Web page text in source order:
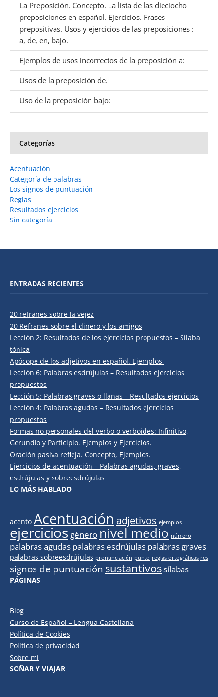
La Preposición. Concepto. La lista de las dieciocho
preposiciones en español. Ejercicios. Frases
prepositivas. Usos y ejercicios de las preposiciones :
a, de, en, bajo.
Ejemplos de usos incorrectos de la preposición a:
Usos de la preposición de.
Uso de la preposición bajo:
Categorías
Acentuación
Categoría de palabras
Los signos de puntuación
Reglas
Resultados ejercicios
Sin categoría
ENTRADAS RECIENTES
20 refranes sobre la vejez
20 Refranes sobre el dinero y los amigos
Lección 2: Resultados de los ejercicios propuestos – Sílaba
tónica
Apócope de los adjetivos en español. Ejemplos.
Lección 6: Palabras esdrújulas – Resultados ejercicios
propuestos
Lección 5: Palabras graves o llanas – Resultados ejercicios
Lección 4: Palabras agudas – Resultados ejercicios
propuestos
Formas no personales del verbo o verboides: Infinitivo,
Gerundio y Participio. Ejemplos y Ejercicios.
Oración pasiva refleja. Concepto, Ejemplos.
Ejercicios de acentuación – Palabras agudas, graves,
esdrújulas y sobreesdrújulas
LO MÁS HABLADO
acento Acentuación adjetivos ejemplos
ejercicios género nivel medio número
palabras agudas palabras esdrújulas palabras graves
palabras sobreesdrújulas pronunciación punto reglas ortográficas res
signos de puntuación sustantivossílabas
PÁGINAS
Blog
Curso de Español – Lengua Castellana
Política de Cookies
Política de privacidad
Sobre mí
SOÑAR Y VIAJAR